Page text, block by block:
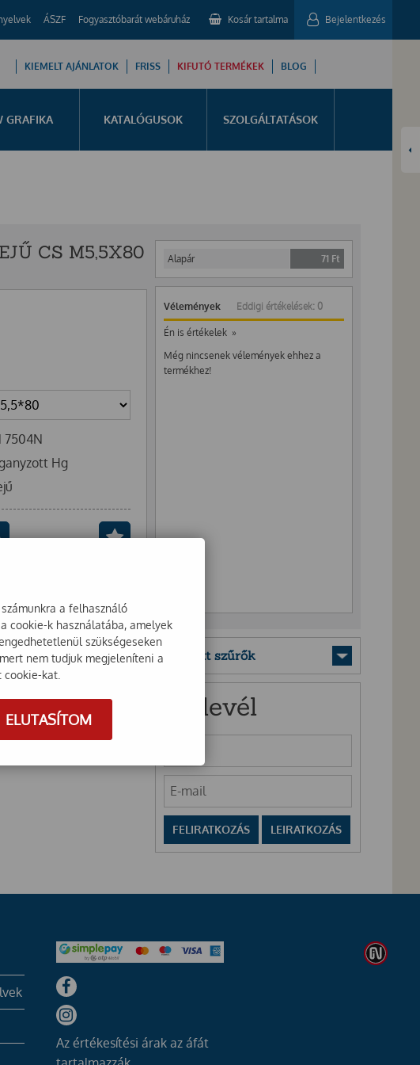
ÁSZF Fogyasztóbarát webáruház Kosár tartalma Bejelentkezés
KIEMELT AJÁNLATOK FRISS KIFUTÓ TERMÉKEK BLOG
GRAFIKA KATALÓGUSOK SZOLGÁLTATÁSOK
CS M5,5X80
7504N
Hg
Alapár 71 Ft
Vélemények Eddigi értékelések: 0
Én is értékelek »
Még nincsenek vélemények ehhez a
termékhez!
Mentett szűrők
Hírlevél
Az értékesítési árak az áfát
a felhasználó
cookie-k használatába, amelyek
szükségeseken
nem tudjuk megjeleníteni a
kat.
ELUTASÍTOM